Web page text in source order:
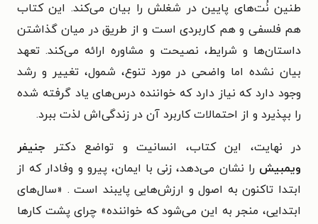
طنین نُت‌های پایین در شغلش را بیان می‌کند. این کتاب
هم فلسفی و هم کاربردی است و از طریق در میان گذاشتن
داستان‌ها و شرایط، نصیحت و مشاوره ارائه می‌کند. تعهد
بیان نشده اما واضحی در مورد تنوع، شمول، تغییر و رشد
وجود دارد که نیاز دارد که خواننده درس‌های یاد گرفته شده
را بپذیرد و از احتمالات کاربرد آن در زندگی‌اش لذت ببرد.
در نهایت، این کتاب، انسانیت و تواضع دکتر جنیفر
ویمبیش را نشان می‌دهد، زنی با ایمان، پیرو و وفادار که از
ابتدا تاکنون به اصول و ارزش‌هایی پایبند است ‌. «سال‌های
ابتدایی، منجر به این می‌شود که خواننده» چرای پشت کارها